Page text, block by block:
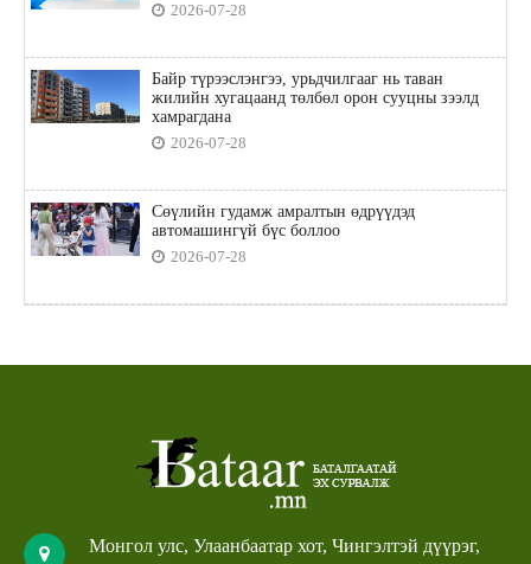
2026-07-28
Байр түрээслэнгээ, урьдчилгааг нь таван
жилийн хугацаанд төлбөл орон сууцны зээлд
хамрагдана
2026-07-28
Сөүлийн гудамж амралтын өдрүүдэд
автомашингүй бүс боллоо
2026-07-28
Монгол улс, Улаанбаатар хот, Чингэлтэй дүүрэг,